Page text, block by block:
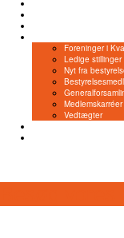
Foreninger i
Ledige stillinger
Nyt fra
Vedtægter